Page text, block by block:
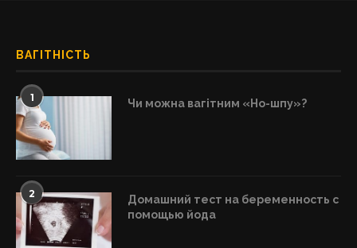
ВАГІТНІСТЬ
1 Чи можна вагітним «Но-шпу»?
2
Домашний тест на беременность с
помощью йода